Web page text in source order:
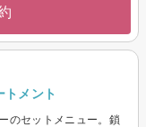
トメント
のセットメニュー。鎖